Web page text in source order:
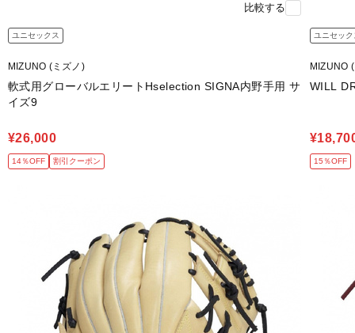
比較する
ユニセックス
MIZUNO (ミズノ)
軟式用グローバルエリートHselection SIGNA内野手用 サ
イズ9
¥26,000
14％OFF 割引クーポン
ユニセック
MIZUNO
WILL
15％OFF